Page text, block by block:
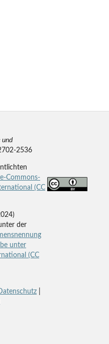
und
2536
Commons-
(CC
der
unter
(CC
|